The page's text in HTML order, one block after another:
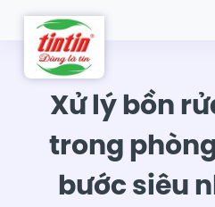
S
Xử lý bồn
trong
bước siêu